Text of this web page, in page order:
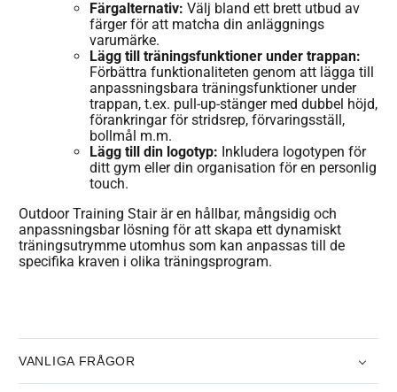
Färgalternativ: Välj bland ett brett utbud av
färger för att matcha din anläggnings
varumärke.
Lägg till träningsfunktioner under trappan:
Förbättra funktionaliteten genom att lägga till
anpassningsbara träningsfunktioner under
trappan, t.ex. pull-up-stänger med dubbel höjd,
förankringar för stridsrep, förvaringsställ,
bollmål m.m.
Lägg till din logotyp: Inkludera logotypen för
ditt gym eller din organisation för en personlig
touch.
Outdoor Training Stair är en hållbar, mångsidig och
anpassningsbar lösning för att skapa ett dynamiskt
träningsutrymme utomhus som kan anpassas till de
specifika kraven i olika träningsprogram.
VANLIGA FRÅGOR